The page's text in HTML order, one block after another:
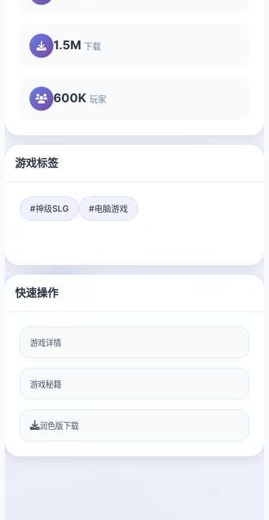
1.5M 下载
600K 玩家
游戏标签
#神级SLG #电脑游戏
快速操作
游戏详情
游戏秘籍
润色版下载